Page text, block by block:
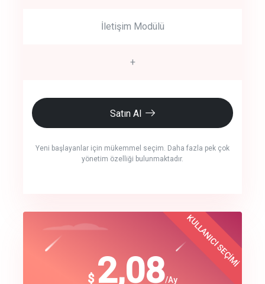
İletişim Modülü
+
Satın Al
Yeni başlayanlar için mükemmel seçim. Daha fazla pek çok
yönetim özelliği bulunmaktadır.
crm auto cync
$ 2,08/Ay
KULLANICI SEÇİMİ
$
180
Best Choice